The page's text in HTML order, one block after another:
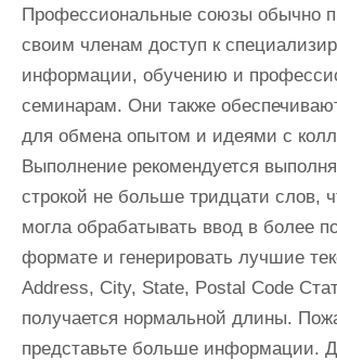
Профессиональные союзы обычно
своим членам доступ к
информации, обучению и
семинарам. Они также
для обмена опытом и идеями с
Выполнение рекомендуется
строкой не больше тридцати слов,
могла обрабатывать ввод в более
формате и генерировать лучшие
Address, City, State, Postal Code
получается нормальной длины.
представьте больше информации.